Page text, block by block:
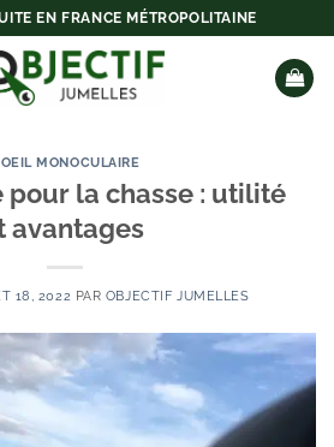
EN FRANCE MÉTROPOLITAINE
MONOCULAIRE
pour la chasse : utilité
avantages
18, 2022 PAR OBJECTIF JUMELLES